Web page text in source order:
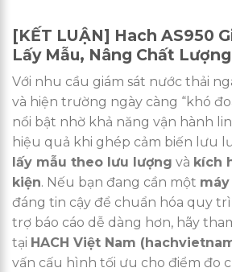
[KẾT LUẬN] Hach AS950
Lấy Mẫu, Nâng Chất
Với nhu cầu giám sát nước thải
và hiện trường ngày càng “khó
nổi bật nhờ khả năng vận hành
hiệu quả khi ghép cảm biến lưu
lấy mẫu theo lưu lượng và kích
kiện. Nếu bạn đang cần một
đáng tin cậy để chuẩn hóa quy
trợ báo cáo dễ dàng hơn, hãy
tại HACH Việt Nam
vấn cấu hình tối ưu cho điểm đo